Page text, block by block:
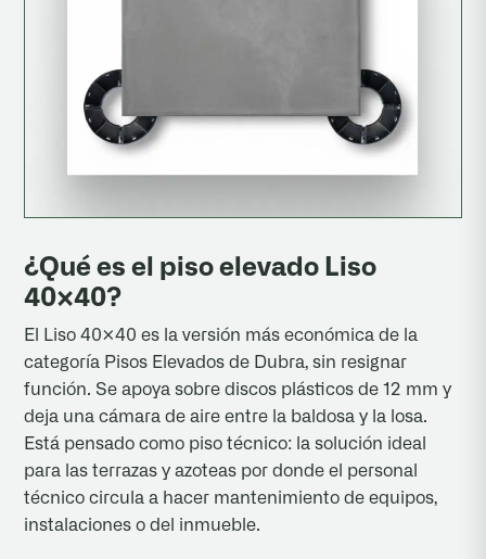
¿Qué es el piso elevado Liso
40×40?
El Liso 40×40 es la versión más económica de la
categoría Pisos Elevados de Dubra, sin resignar
función. Se apoya sobre discos plásticos de 12 mm y
deja una cámara de aire entre la baldosa y la losa.
Está pensado como piso técnico: la solución ideal
para las terrazas y azoteas por donde el personal
técnico circula a hacer mantenimiento de equipos,
instalaciones o del inmueble.